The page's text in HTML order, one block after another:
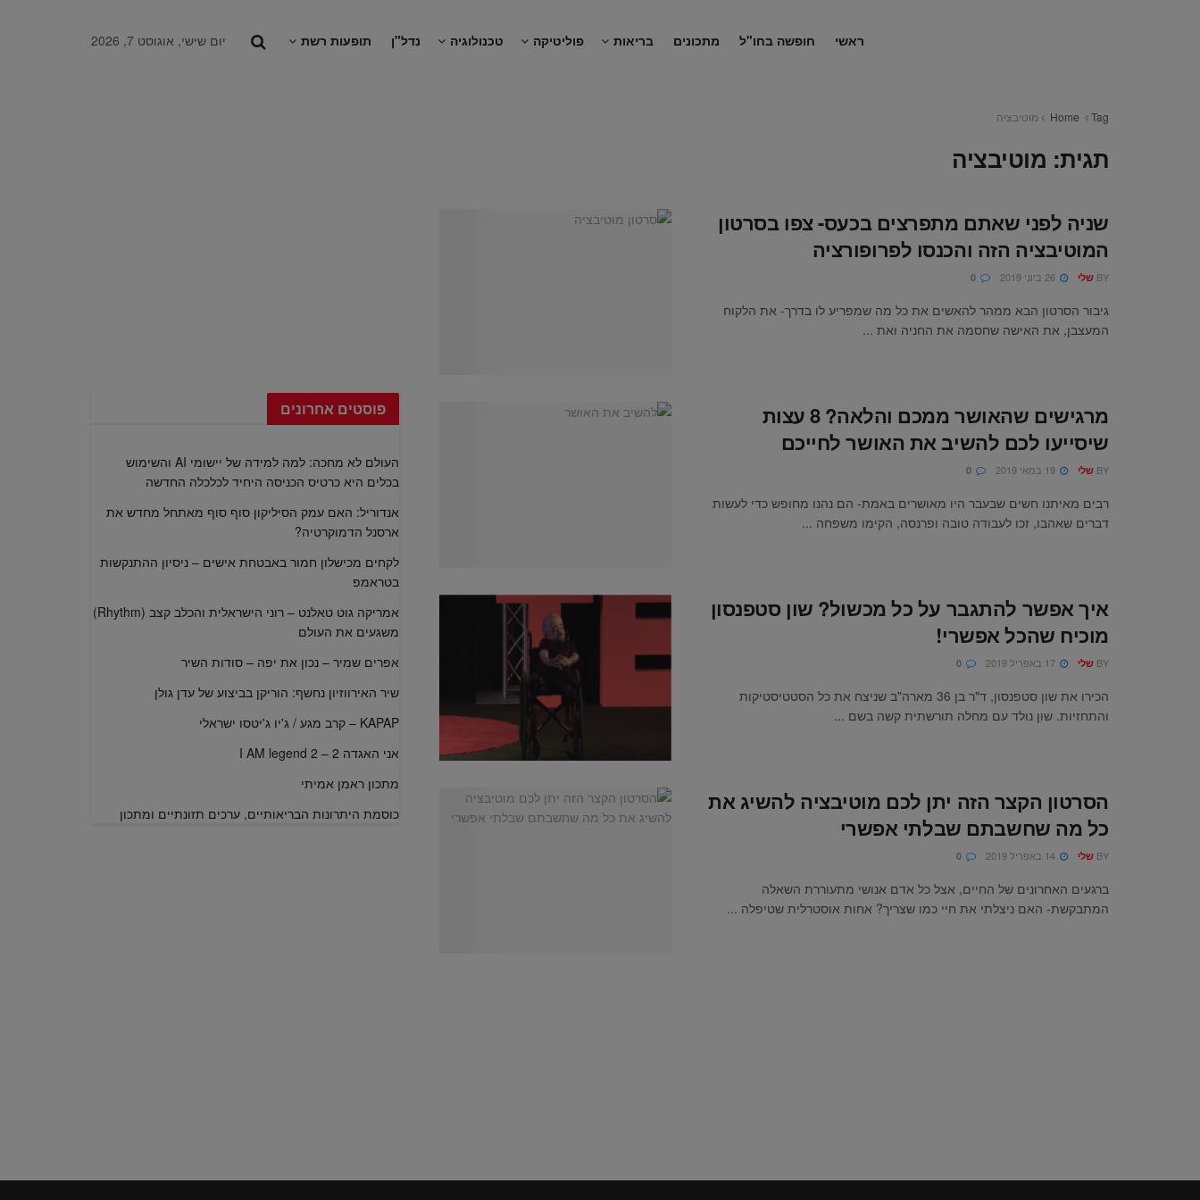
ראשי חופשה בחו"ל מתכונים בריאות פוליטיקה טכנולוגיה נדל"ן תופעות רשת יום שישי, אוגוסט 7, 2026
Home Tag מוטיבציה
תגית: מוטיבציה
שניה לפני שאתם מתפרצים בכעס- צפו בסרטון
המוטיבציה הזה והכנסו לפרופורציה
BY שלי
גיבור הסרטון הבא ממהר להאשים את כל מה שמפריע לו בדרך- את הלקוח
המעצבן, את האישה שחסמה את החניה ואת ...
מרגישים שהאושר ממכם והלאה? 8 עצות
שיסייעו לכם להשיב את האושר לחייכם
BY שלי
רבים מאיתנו חשים שבעבר היו מאושרים באמת- הם נהנו מחופש כדי לעשות
דברים שאהבו, זכו לעבודה טובה ופרנסה, הקימו משפחה ...
איך אפשר להתגבר על כל מכשול? שון סטפנסון
מוכיח שהכל אפשרי!
BY שלי
הכירו את שון סטפנסון, ד"ר בן 36 מארה"ב שניצח את כל הסטטיסטיקות
והתחזיות. שון נולד עם מחלה תורשתית קשה בשם ...
הסרטון הקצר הזה יתן לכם מוטיבציה להשיג את
כל מה שחשבתם שבלתי אפשרי
BY שלי
ברגעים האחרונים של החיים, אצל כל אדם אנושי מתעוררת השאלה
המתבקשת- האם ניצלתי את חיי כמו שצריך? אחות אוסטרלית שטיפלה ...
פוסטים אחרונים
העולם לא מחכה: למה למידה של יישומי AI והשימוש
בכלים היא כרטיס הכניסה היחיד לכלכלה החדשה
אנדוריל: האם עמק הסיליקון סוף סוף מאתחל מחדש את
ארסנל הדמוקרטיה?
לקחים מכישלון חמור באבטחת אישים – ניסיון ההתנקשות
בטראמפ
אמריקה גוט טאלנט – רוני הישראלית והכלב קצב (Rhythm)
משגעים את העולם
אפרים שמיר – נכון את יפה – סודות השיר
שיר האירווזיון נחשף: הוריקן בביצוע של עדן גולן
KAPAP – קרב מגע / ג'יו ג'יטסו ישראלי
אני האגדה 2 – I AM legend 2
מתכון ראמן אמיתי
כוסמת היתרונות הבריאותיים, ערכים תזונתיים ומתכון